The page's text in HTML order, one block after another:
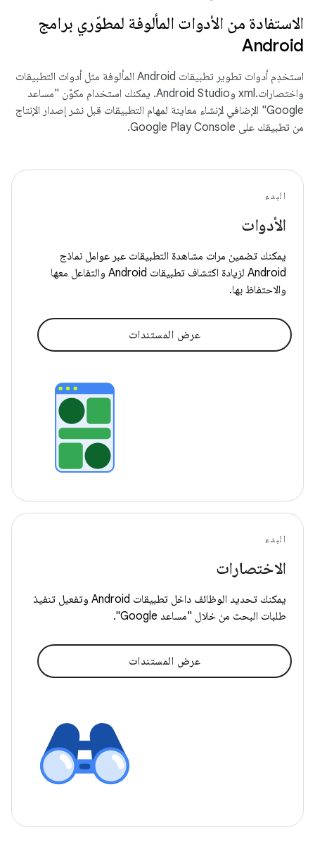
الاستفادة من الأدوات المألوفة لمطوّري برامج
Android
استخدِم أدوات تطوير تطبيقات Android المألوفة مثل أدوات التطبيقات
واختصارات.xml وAndroid Studio. يمكنك استخدام مكوّن "مساعد
Google" الإضافي لإنشاء معاينة لمهام التطبيقات قبل نشر إصدار الإنتاج
من تطبيقك على Google Play Console.
البدء
الأدوات
يمكنك تضمين مرات مشاهدة التطبيقات عبر عوامل نماذج
Android لزيادة اكتشاف تطبيقات Android والتفاعل معها
والاحتفاظ بها.
عرض المستندات
البدء
الاختصارات
يمكنك تحديد الوظائف داخل تطبيقات Android وتفعيل تنفيذ
طلبات البحث من خلال "مساعد Google".
عرض المستندات